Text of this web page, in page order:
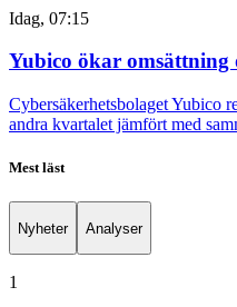
Idag, 07:15
Yubico ökar omsättning
Cybersäkerhetsbolaget Yubico
andra kvartalet jämfört med
Mest läst
Nyheter Analyser
1